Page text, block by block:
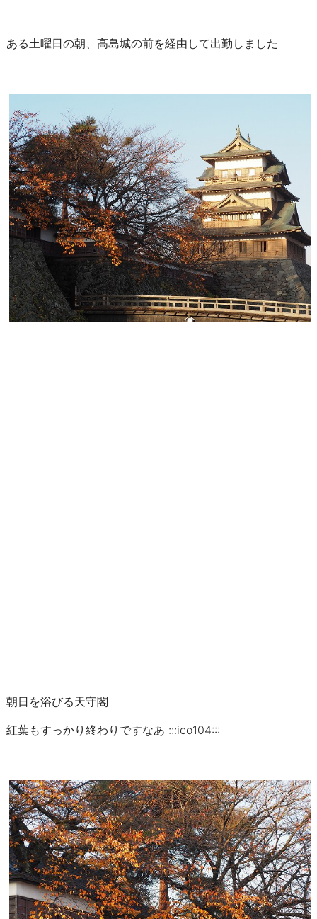
ある土曜日の朝、高島城の前を経由して出勤しました
朝日を浴びる天守閣
紅葉もすっかり終わりですなあ :::ico104:::